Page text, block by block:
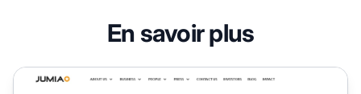
En savoir plus
Programme d'affiliation Jumia